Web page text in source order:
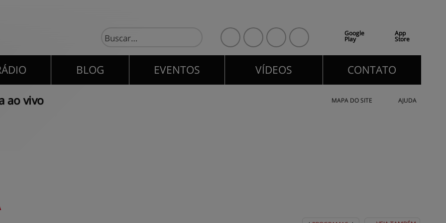
App
Store
Google
Play
BLOG EVENTOS VÍDEOS CONTATO
ao vivo MAPA DO SITE AJUDA